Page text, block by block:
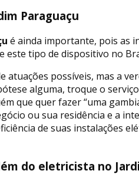
Paraguaçu
é ainda importante, pois as
este tipo de dispositivo no
possíveis, mas a
alguma, troque o
que quer fazer “uma
ou sua residência e a
de suas instalações
do eletricista no